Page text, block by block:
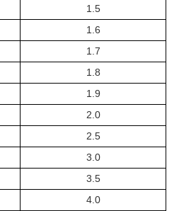
1.5
1.6
1.7
1.8
1.9
2.0
2.5
3.0
3.5
4.0